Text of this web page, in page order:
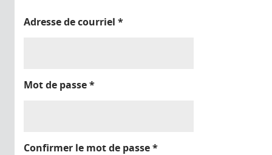
Adresse de courriel *
Mot de passe*
Confirmer le mot de passe*